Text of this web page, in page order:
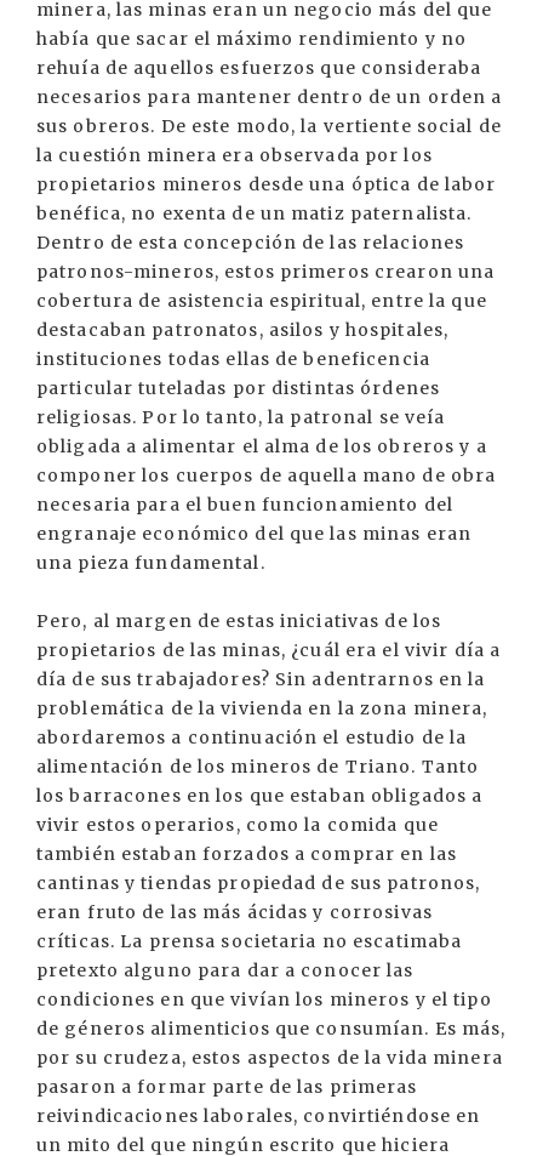
minera, las minas eran un negocio más del que
había que sacar el máximo rendimiento y no
rehuía de aquellos esfuerzos que consideraba
necesarios para mantener dentro de un orden a
sus obreros. De este modo, la vertiente social de
la cuestión minera era observada por los
propietarios mineros desde una óptica de labor
benéfica, no exenta de un matiz paternalista.
Dentro de esta concepción de las relaciones
patronos-mineros, estos primeros crearon una
cobertura de asistencia espiritual, entre la que
destacaban patronatos, asilos y hospitales,
instituciones todas ellas de beneficencia
particular tuteladas por distintas órdenes
religiosas. Por lo tanto, la patronal se veía
obligada a alimentar el alma de los obreros y a
componer los cuerpos de aquella mano de obra
necesaria para el buen funcionamiento del
engranaje económico del que las minas eran
una pieza fundamental.
Pero, al margen de estas iniciativas de los
propietarios de las minas, ¿cuál era el vivir día a
día de sus trabajadores? Sin adentrarnos en la
problemática de la vivienda en la zona minera,
abordaremos a continuación el estudio de la
alimentación de los mineros de Triano. Tanto
los barracones en los que estaban obligados a
vivir estos operarios, como la comida que
también estaban forzados a comprar en las
cantinas y tiendas propiedad de sus patronos,
eran fruto de las más ácidas y corrosivas
críticas. La prensa societaria no escatimaba
pretexto alguno para dar a conocer las
condiciones en que vivían los mineros y el tipo
de géneros alimenticios que consumían. Es más,
por su crudeza, estos aspectos de la vida minera
pasaron a formar parte de las primeras
reivindicaciones laborales, convirtiéndose en
un mito del que ningún escrito que hiciera